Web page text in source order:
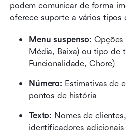
podem comunicar de forma
oferece suporte a vários tipos
Menu suspenso:
Média, Baixa) ou tipo de
Funcionalidade, Chore)
Número: Estimativas de
pontos de história
Texto: Nomes de
identificadores adicionais